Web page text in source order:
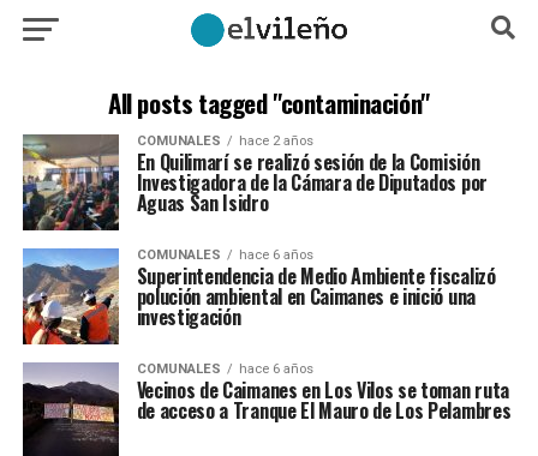
All posts tagged "contaminación"
COMUNALES hace 2 años
En Quilimarí se realizó sesión de la Comisión
Investigadora de la Cámara de Diputados por
Aguas San Isidro
COMUNALES hace 6 años
Superintendencia de Medio Ambiente fiscalizó
polución ambiental en Caimanes e inició una
investigación
COMUNALES hace 6 años
Vecinos de Caimanes en Los Vilos se toman ruta
de acceso a Tranque El Mauro de Los Pelambres